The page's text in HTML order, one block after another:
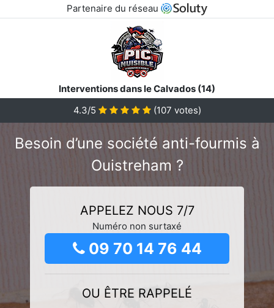
Partenaire du réseau
Interventions dans le Calvados (14)
4.3/5
(107 votes)
Besoin d’une société anti-fourmis à
Ouistreham ?
APPELEZ NOUS 7/7
Numéro non surtaxé
09 70 14 76 44
OU ÊTRE RAPPELÉ